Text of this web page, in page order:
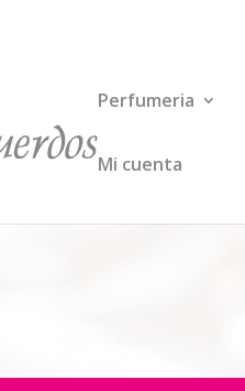
Perfumeria
Mi cuenta